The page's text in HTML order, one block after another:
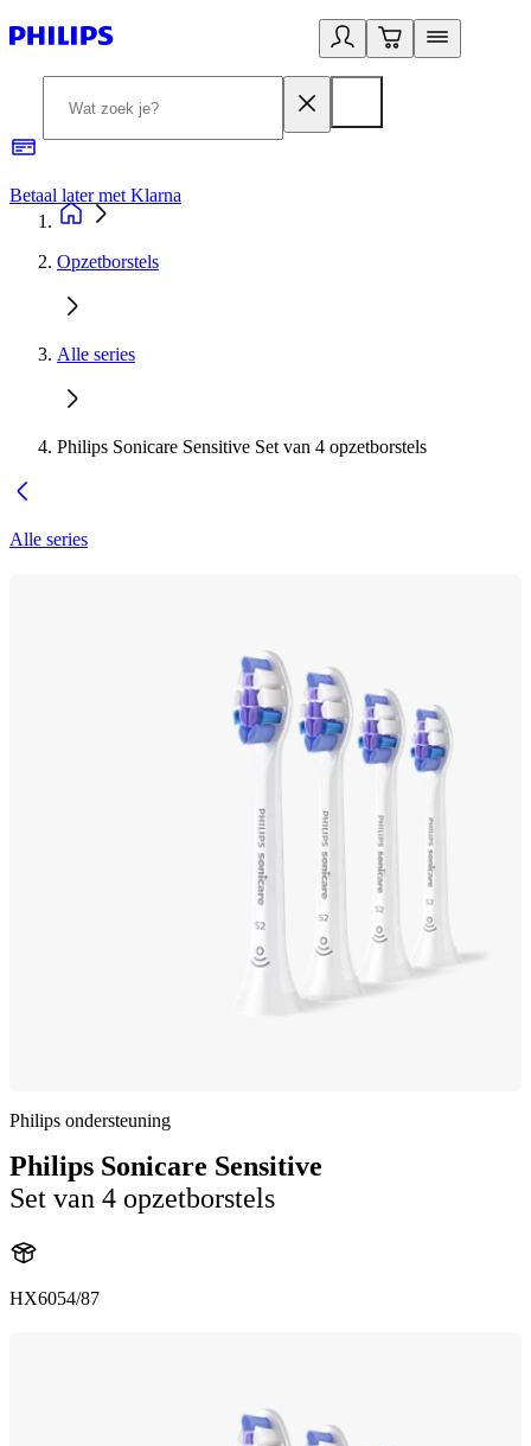
Betaal later met Klarna
Opzetborstels
Alle series
Philips Sonicare Sensitive Set van 4 opzetborstels
Alle series
Philips ondersteuning
Philips Sonicare Sensitive
Set van 4 opzetborstels
HX6054/87